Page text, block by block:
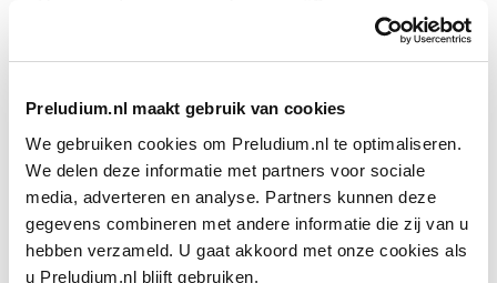
Preludium.nl maakt gebruik van cookies
We gebruiken cookies om Preludium.nl te optimaliseren.
We delen deze informatie met partners voor sociale
media, adverteren en analyse. Partners kunnen deze
gegevens combineren met andere informatie die zij van u
hebben verzameld. U gaat akkoord met onze cookies als
u Preludium.nl blijft gebruiken.
Geen resultaten gevonden voor “”.